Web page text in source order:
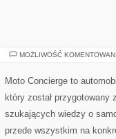
MOŻLIWOŚĆ
Moto Concierge to
który został przygotowany
szukających wiedzy o
przede wszystkim na